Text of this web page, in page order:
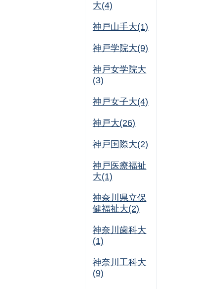
大(4)
神戸山手大(1)
神戸学院大(9)
神戸女学院大
(3)
神戸女子大(4)
神戸大(26)
神戸国際大(2)
神戸医療福祉
大(1)
神奈川県立保
健福祉大(2)
神奈川歯科大
(1)
神奈川工科大
(9)